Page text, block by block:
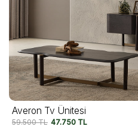
Averon Tv Ünitesi
59.500TL 47.750 TL